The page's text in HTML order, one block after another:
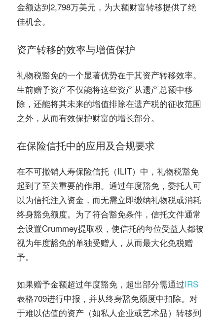
金额达到2,798万美元，为大额财富转移提供了绝
佳机会。
资产转移的效率与增值保护
礼物税豁免的一个显著优势在于其资产转移效率。
生前赠予资产不仅能将这些资产从遗产总额中移
除，还能将其未来的增值排除在遗产税的征收范围
之外，从而有效保护财富的增长部分。
在保险信托中的应用及合规要求
在不可撤销人寿保险信托（ILIT）中，礼物税豁免
起到了至关重要的作用。通过年度豁免，委托人可
以为信托注入资金，而无需立即缴纳礼物税或消耗
终身豁免额度。为了符合豁免条件，信托文件通常
会设置Crummey提取权，使信托的每位受益人都被
视为年度豁免的单独受赠人，从而最大化免税赠
予。
如果赠予金额超过年度豁免，超出部分需通过IRS
表格709进行申报，并从终身豁免额度中扣除。对
于难以估值的资产（如私人企业或艺术品）转移到